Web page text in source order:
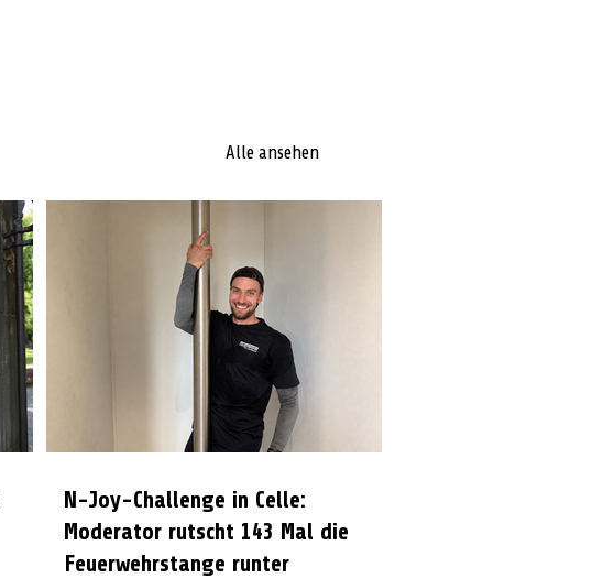
Alle ansehen
N-Joy-Challenge in Celle:
Moderator rutscht 143 Mal die
Feuerwehrstange runter